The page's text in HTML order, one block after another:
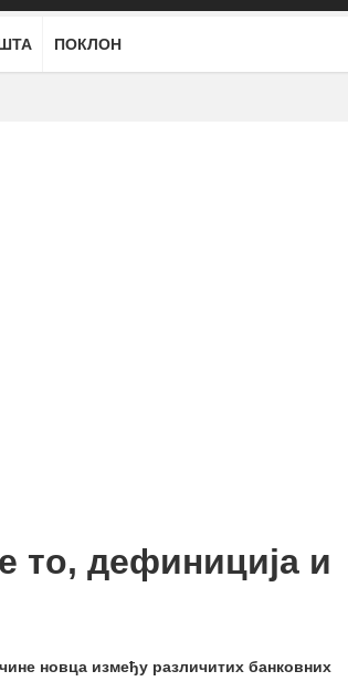
ПОКЛОН
то, дефиниција и
новца између различитих банковних